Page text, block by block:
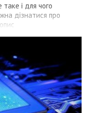
і для чого
дізнатися про